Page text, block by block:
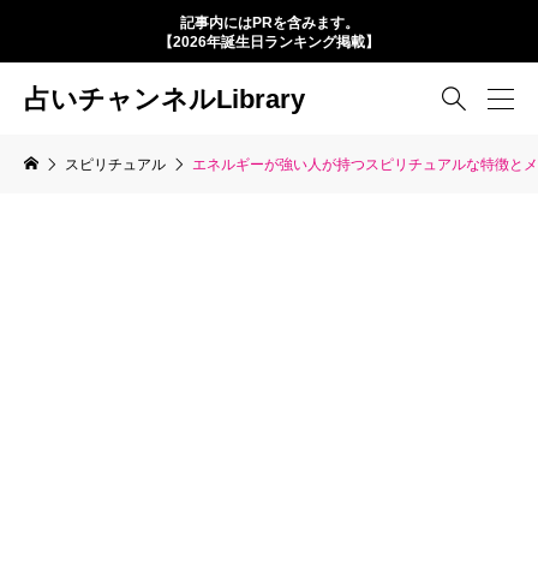
記事内にはPRを含みます。
【2026年誕生日ランキング掲載】
占いチャンネルLibrary 
スピリチュアル エネルギーが強い人が持つスピリチュアルな特徴と